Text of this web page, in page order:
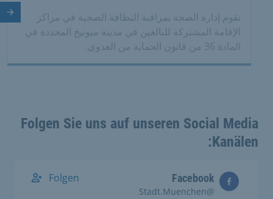
تقوم إدارة الصحة بمراقبة النظافة الصحية في مراكز
الإقامة المشتركة للبالغين في مدينة ميونيخ المحددة في
المادة 36 من قانون الحماية من العدوى.
Folgen Sie uns auf unseren Social Media
Kanälen:
Facebook
@Stadt.Muenchen
Folgen